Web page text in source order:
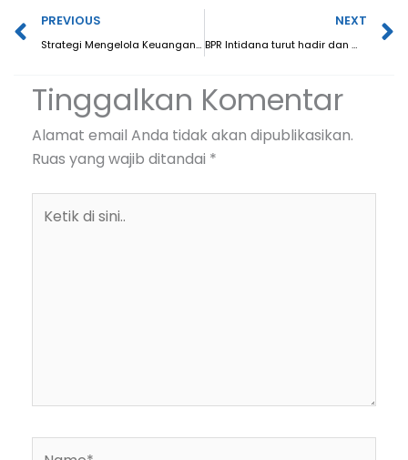
Prev
PREVIOUS
Strategi Mengelola Keuangan Pribadi di Era Digital
NEXT
BPR Intidana turut hadir dan mendukung The 1st BPR Green Swing Tournament 2025
Tinggalkan Komentar
Alamat email Anda tidak akan dipublikasikan.
Ruas yang wajib ditandai *